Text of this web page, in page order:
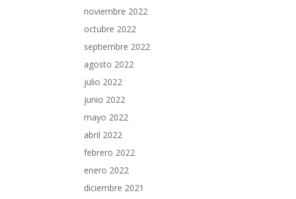
noviembre 2022
octubre 2022
septiembre 2022
agosto 2022
julio 2022
junio 2022
mayo 2022
abril 2022
febrero 2022
enero 2022
diciembre 2021